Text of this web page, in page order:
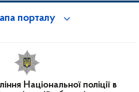
порталу
Національної поліції в